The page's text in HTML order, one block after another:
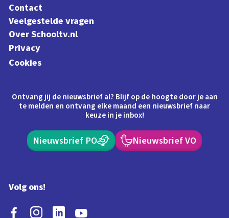
Contact
Veelgestelde vragen
Over Schooltv.nl
Privacy
Cookies
Ontvang jij de nieuwsbrief al? Blijf op de hoogte door je aan
te melden en ontvang elke maand een nieuwsbrief naar
keuze in je inbox!
Nieuwsbrief PO Nieuwsbrief VO
Volg ons!